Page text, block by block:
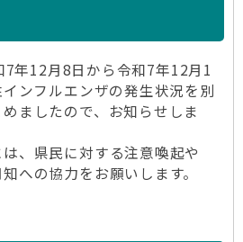
年12月8日から令和7年12月1
ンフルエンザの発生状況を別
ましたので、お知らせしま
、県民に対する注意喚起や
への協力をお願いします。